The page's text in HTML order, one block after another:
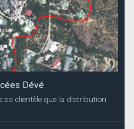
Dévé
sa clientèle que la distribution